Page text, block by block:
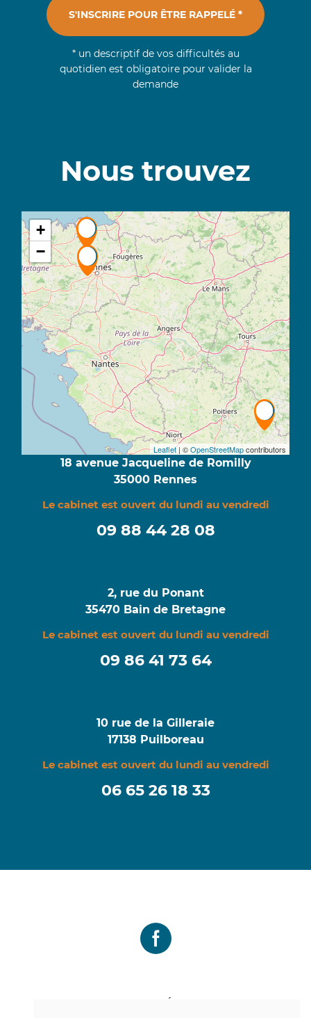
S'INSCRIRE POUR ÊTRE RAPPELÉ *
* un descriptif de vos difficultés au
quotidien est obligatoire pour valider la
demande
Nous trouvez
+
−
Leaflet| ©OpenStreetMapcontributors
18 avenue Jacqueline de Romilly
35000 Rennes
Le cabinet est ouvert du lundi au vendredi
09 88 44 28 08
2, rue du Ponant
35470 Bain de Bretagne
Le cabinet est ouvert du lundi au vendredi
09 86 41 73 64
10 rue de la Gilleraie
17138 Puilboreau
Le cabinet est ouvert du lundi au vendredi
06 65 26 18 33‬